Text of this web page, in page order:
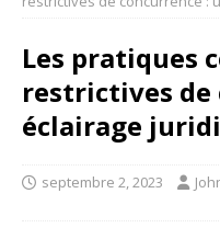
Les pratiques
restrictives de
éclairage
septembre 2, 2023